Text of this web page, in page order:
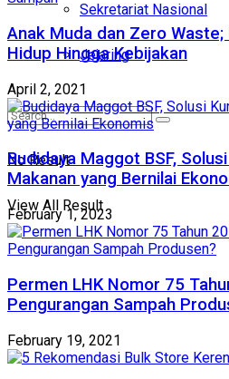
Sekretariat Nasional
Jejaring
No Result
View All Result
Anak Muda dan Zero Waste;
Hidup Hingga Kebijakan
April 2, 2021
Budidaya Maggot BSF,
Makanan yang Bernilai
February 1, 2023
Permen LHK Nomor 75
Pengurangan Sampah
February 19, 2021